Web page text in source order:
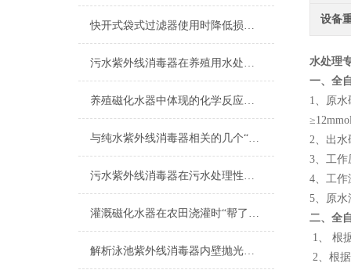
快开式袋式过滤器使用时降低损耗的实用措施
污水紫外线消毒器在养殖用水处理时的注意事项
养殖磁化水器中体现的化学反应解读
与纯水紫外线消毒器相关的几个“术语”解释
污水紫外线消毒器在污水处理性价比上的体现
灌溉磁化水器在农田浇灌时“帮了大忙”！
解析泳池紫外线消毒器内壁抛光之谜
设备
水处理
一、全
1、原水
2、出水
3、工作
4、工作
5、原水
二、全
1、 根
2、根